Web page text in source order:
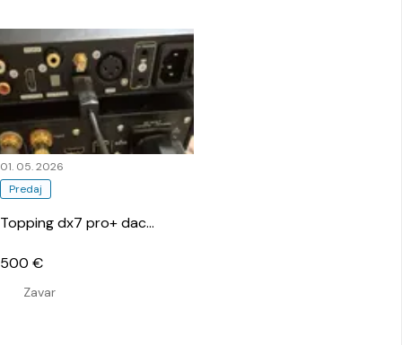
Predaj
01. 05. 2026
Topping dx7 pro+ dac…
Zavar
500 €